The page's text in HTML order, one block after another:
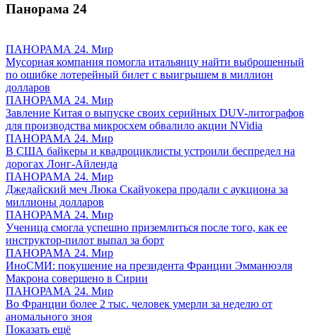
Панорама 24
ПАНОРАМА 24. Мир
Мусорная компания помогла итальянцу найти выброшенный
по ошибке лотерейный билет с выигрышем в миллион
долларов
ПАНОРАМА 24. Мир
Завление Китая о выпуске своих серийных DUV-литографов
для производства микросхем обвалило акции NVidia
ПАНОРАМА 24. Мир
В США байкеры и квадроциклисты устроили беспредел на
дорогах Лонг-Айленда
ПАНОРАМА 24. Мир
Джедайский меч Люка Скайуокера продали с аукциона за
миллионы долларов
ПАНОРАМА 24. Мир
Ученица смогла успешно приземлиться после того, как ее
инструктор-пилот выпал за борт
ПАНОРАМА 24. Мир
ИноСМИ: покушение на президента Франции Эмманюэля
Макрона совершено в Сирии
ПАНОРАМА 24. Мир
Во Франции более 2 тыс. человек умерли за неделю от
аномального зноя
Показать ещё